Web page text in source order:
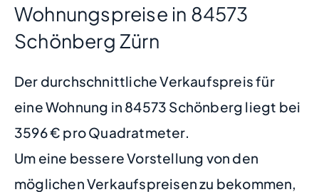
Wohnungspreise in 84573
Schönberg Zürn
Der durchschnittliche Verkaufspreis für
eine Wohnung in 84573 Schönberg liegt bei
3596 € pro Quadratmeter.
Um eine bessere Vorstellung von den
möglichen Verkaufspreisen zu bekommen,